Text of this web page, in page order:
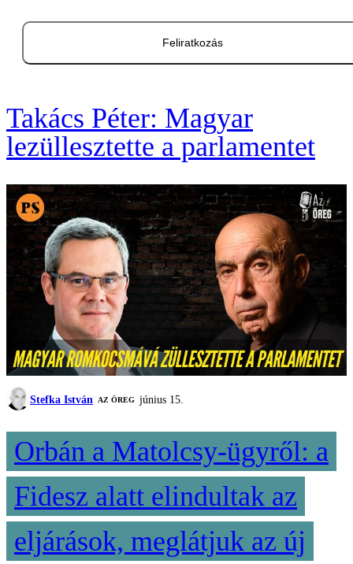
Feliratkozás
Takács Péter: Magyar
lezüllesztette a parlamentet
Stefka István AZ ÖREG június 15.
Orbán a Matolcsy-ügyről: a
Fidesz alatt elindultak az
eljárások, meglátjuk az új